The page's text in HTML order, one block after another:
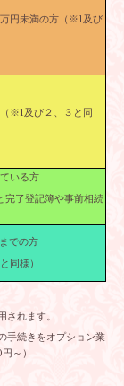
円未満の方（※1及び
※1及び２、３と同
いる方
完了登記簿や事前相続
での方
同様）
れます。
続きをオプション業
～）